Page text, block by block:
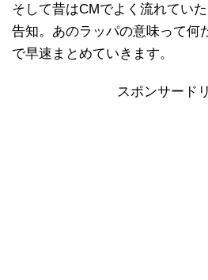
そして昔はCMでよく流れてい
告知。あのラッパの意味って
で早速まとめていきます。
スポンサード